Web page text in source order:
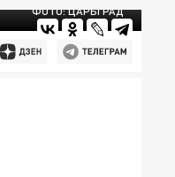
ФОТО: ЦАРЬГРАД